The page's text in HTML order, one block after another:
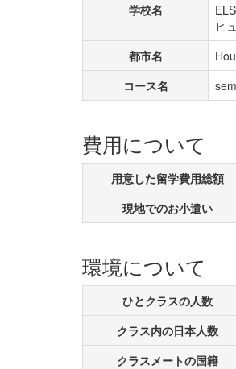
学校名
ヒ
都市名
コース名
費用について
用意した留学費用総額
現地でのお小遣い
環境について
ひとクラスの人数
クラス内の日本人数
クラスメートの国籍